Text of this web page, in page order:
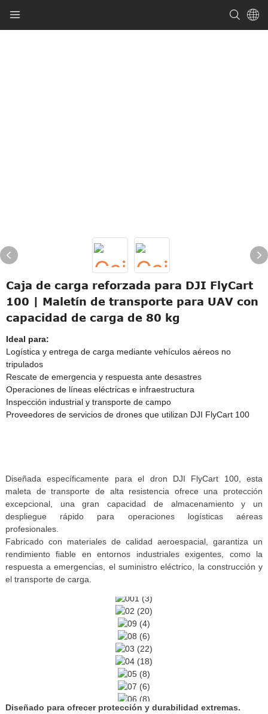
Caja de carga reforzada para DJI FlyCart
100 | Maletín de transporte para UAV con
capacidad de carga de 80 kg
Ideal para:
Logística y entrega de carga mediante vehículos aéreos no
tripulados
Rescate de emergencia y respuesta ante desastres
Operaciones de líneas eléctricas e infraestructura
Inspección industrial y transporte de campo
Proveedores de servicios de drones que utilizan DJI FlyCart 100
Diseñada específicamente para el dron DJI FlyCart 100, esta
maleta de transporte de alta resistencia ofrece una protección
excepcional, una gran capacidad de almacenamiento y un
despliegue rápido para operaciones logísticas aéreas
profesionales.
Fabricado con materiales de calidad aeroespacial, garantiza un
rendimiento fiable en entornos industriales exigentes, como la
respuesta a emergencias, el suministro eléctrico, la construcción y
el transporte de carga.
Diseñado para ofrecer protección y durabilidad extremas.